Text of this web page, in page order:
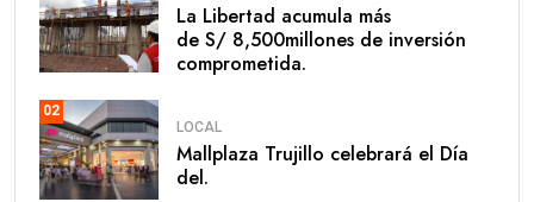
La Libertad acumula más
de S/ 8,500millones de inversión
comprometida.
02
LOCAL
Mallplaza Trujillo celebrará el Día
del.